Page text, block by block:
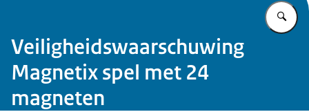
Veiligheidswaarschuwing
Magnetix spel met 24
magneten